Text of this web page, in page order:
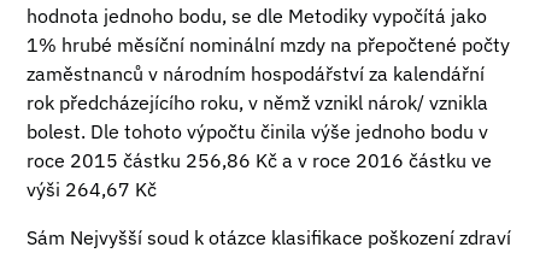
hodnota jednoho bodu, se dle Metodiky vypočítá jako
1% hrubé měsíční nominální mzdy na přepočtené počty
zaměstnanců v národním hospodářství za kalendářní
rok předcházejícího roku, v němž vznikl nárok/ vznikla
bolest. Dle tohoto výpočtu činila výše jednoho bodu v
roce 2015 částku 256,86 Kč a v roce 2016 částku ve
výši 264,67 Kč
Sám Nejvyšší soud k otázce klasifikace poškození zdraví